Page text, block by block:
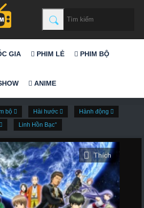
GIA PHIM LẺ PHIM BỘ
ANIME
bộ Hài hước
Hành động
Linh Hồn Bạc°